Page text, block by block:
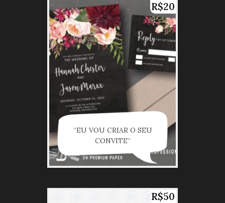
R$20
“EU VOU CRIAR O SEU
CONVITE”
R$50